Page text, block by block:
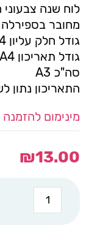
לוח שנה
מחובר בספירלה
גודל חלק עליון A4
גודל תאריכון A4
סה"כ A3
התאריכון נתון
מינימום להזמנה 10 יח'
₪13.00
כמות
של
לוח